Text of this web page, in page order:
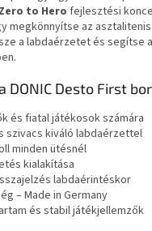
to Hero fejlesztési
megkönnyítse az
a labdaérzetet és segítse
DONIC Desto First
és fiatal játékosok számára
szivacs kiváló labdaérzettel
minden ütésnél
kialakítása
labdaérintéskor
– Made in Germany
és stabil játékjellemzők